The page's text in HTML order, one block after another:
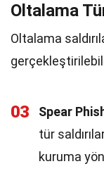
Oltalama
Oltalama
03 Spear
tür
kuruma